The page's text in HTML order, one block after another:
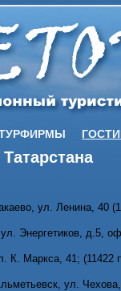
ул. Ленина, 40
ул. Энергетиков, д.5,
К. Маркса, 41; (11422
ул.